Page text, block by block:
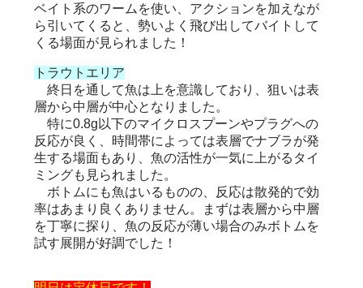
ベイト系のワームを使い、アクションを加えなが
ら引いてくると、勢いよく飛び出してバイトして
くる場面が見られました！
トラウトエリア
終日を通して魚は上を意識しており、狙いは表
層から中層が中心となりました。
特に0.8g以下のマイクロスプーンやプラグへの
反応が良く、時間帯によっては表層でナブラが発
生する場面もあり、魚の活性が一気に上がるタイ
ミングも見られました。
ボトムにも魚はいるものの、反応は散発的で効
率はあまり良くありません。まずは表層から中層
を丁寧に探り、魚の反応が薄い場合のみボトムを
試す展開が好調でした！